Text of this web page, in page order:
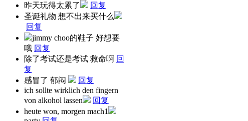
昨天玩得太累了
回复
圣诞礼物 想不出来买什么
回复
jimmy choo的鞋子 好想要
哦 回复
除了考试还是考试 救命啊 回
复
感冒了 郁闷
回复
ich sollte wirklich den fingern
von alkohol lassen
回复
heute won, morgen mach1